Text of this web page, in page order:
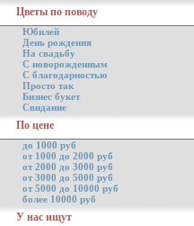
Цветы по поводу
Юбилей
День рождения
На свадьбу
С новорожденным
С благодарностью
Просто так
Бизнес букет
Свидание
По цене
до 1000 руб
от 1000 до 2000 руб
от 2000 до 3000 руб
от 3000 до 5000 руб
от 5000 до 10000 руб
более 10000 руб
У нас ищут